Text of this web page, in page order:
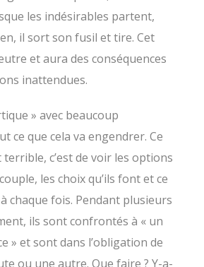
les indésirables partent,
il sort son fusil et tire. Cet
et aura des conséquences
inattendues.
» avec beaucoup
ce que cela va engendrer. Ce
c’est de voir les options
les choix qu’ils font et ce
chaque fois. Pendant plusieurs
ils sont confrontés à « un
» et sont dans l’obligation de
ou une autre. Que faire ? Y-a-